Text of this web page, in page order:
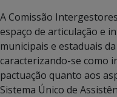
A Comissão
espaço de articulação e
municipais e estaduais
caracterizando-se como
pactuação quanto aos
Sistema Único de